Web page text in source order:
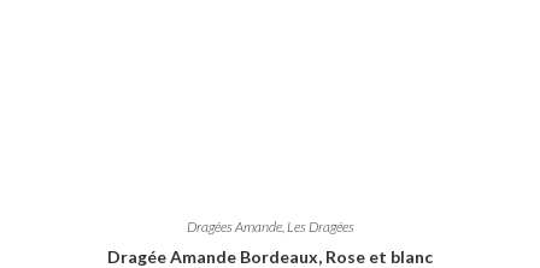
Dragées Amande, Les Dragées
Dragée Amande Bordeaux, Rose et blanc